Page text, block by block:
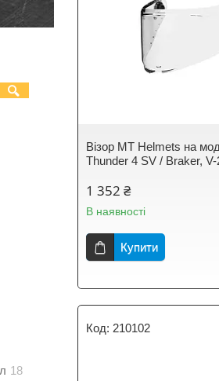
Візор MT Helmets на
Thunder 4 SV / Braker,
1 352 ₴
В наявності
Купити
210102
18